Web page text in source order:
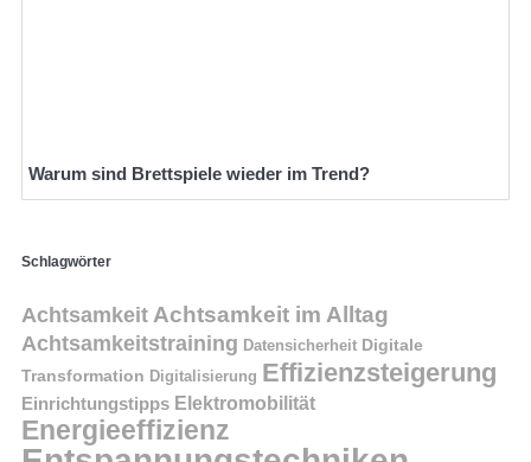
Warum sind Brettspiele wieder im Trend?
Schlagwörter
Achtsamkeit Achtsamkeit im Alltag
Achtsamkeitstraining Datensicherheit Digitale
Transformation Digitalisierung Effizienzsteigerung
Einrichtungstipps Elektromobilität
Energieeffizienz